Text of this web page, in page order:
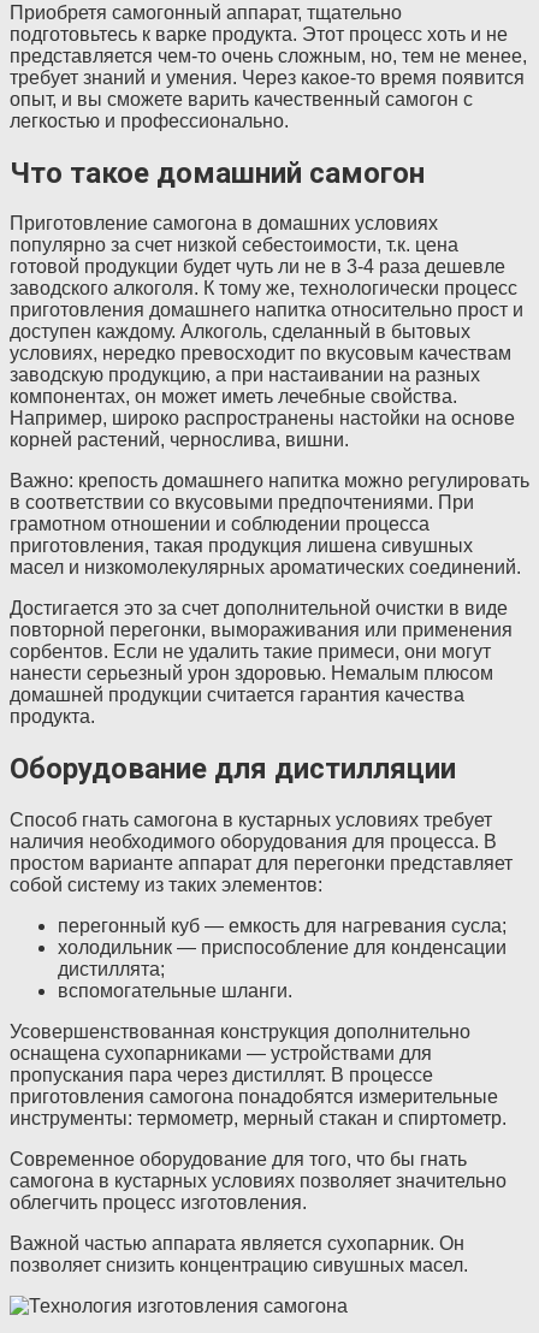
Приобретя самогонный аппарат, тщательно
подготовьтесь к варке продукта. Этот процесс хоть и не
представляется чем-то очень сложным, но, тем не менее,
требует знаний и умения. Через какое-то время появится
опыт, и вы сможете варить качественный самогон с
легкостью и профессионально.
Что такое домашний самогон
Приготовление самогона в домашних условиях
популярно за счет низкой себестоимости, т.к. цена
готовой продукции будет чуть ли не в 3-4 раза дешевле
заводского алкоголя. К тому же, технологически процесс
приготовления домашнего напитка относительно прост и
доступен каждому. Алкоголь, сделанный в бытовых
условиях, нередко превосходит по вкусовым качествам
заводскую продукцию, а при настаивании на разных
компонентах, он может иметь лечебные свойства.
Например, широко распространены настойки на основе
корней растений, чернослива, вишни.
Важно: крепость домашнего напитка можно регулировать
в соответствии со вкусовыми предпочтениями. При
грамотном отношении и соблюдении процесса
приготовления, такая продукция лишена сивушных
масел и низкомолекулярных ароматических соединений.
Достигается это за счет дополнительной очистки в виде
повторной перегонки, вымораживания или применения
сорбентов. Если не удалить такие примеси, они могут
нанести серьезный урон здоровью. Немалым плюсом
домашней продукции считается гарантия качества
продукта.
Оборудование для дистилляции
Способ гнать самогона в кустарных условиях требует
наличия необходимого оборудования для процесса. В
простом варианте аппарат для перегонки представляет
собой систему из таких элементов:
перегонный куб — емкость для нагревания сусла;
холодильник — приспособление для конденсации
дистиллята;
вспомогательные шланги.
Усовершенствованная конструкция дополнительно
оснащена сухопарниками — устройствами для
пропускания пара через дистиллят. В процессе
приготовления самогона понадобятся измерительные
инструменты: термометр, мерный стакан и спиртометр.
Современное оборудование для того, что бы гнать
самогона в кустарных условиях позволяет значительно
облегчить процесс изготовления.
Важной частью аппарата является сухопарник. Он
позволяет снизить концентрацию сивушных масел.